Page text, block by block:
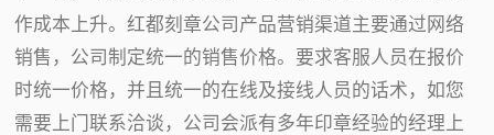
作成本上升。红都刻章公司产品营销渠道主要通过网络
销售，公司制定统一的销售价格。要求客服人员在报价
时统一价格，并且统一的在线及接线人员的话术，如您
需要上门联系洽谈，公司会派有多年印章经验的经理上